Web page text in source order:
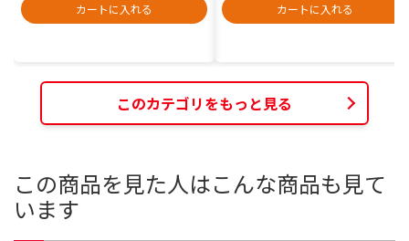
カートに入れる
カートに入れる
このカテゴリをもっと見る
この商品を見た人はこんな商品も見て
います